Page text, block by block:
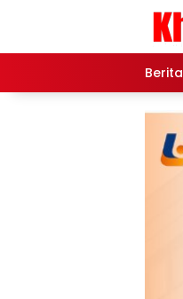
Berita